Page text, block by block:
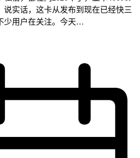
说实话，这卡从发布到现在已经快三
少用户在关注。今天…